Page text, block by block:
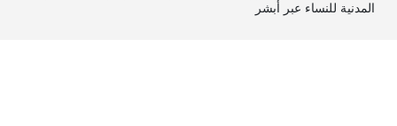
المدنية للنساء عبر أبشر